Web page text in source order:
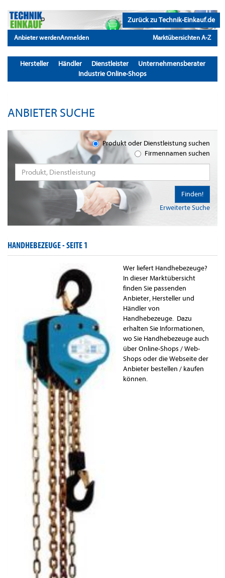
Zurück zu Technik-Einkauf.de
Anbieter werdenAnmelden Marktübersichten A-Z
Hersteller Händler Dienstleister
Unternehmensberater
Industrie Online-Shops
ANBIETER SUCHE
Produkt oder Dienstleistung suchen
Firmennamen suchen
Erweiterte Suche
Finden!
HANDHEBEZEUGE -SEITE 1
Wer liefert Handhebezeuge?
In dieser Marktübersicht
finden Sie passenden
Anbieter, Hersteller und
Händler von
Handhebezeuge. Dazu
erhalten Sie Informationen,
wo Sie Handhebezeuge auch
über Online-Shops / Web-
Shops oder die Webseite der
Anbieter bestellen / kaufen
können.